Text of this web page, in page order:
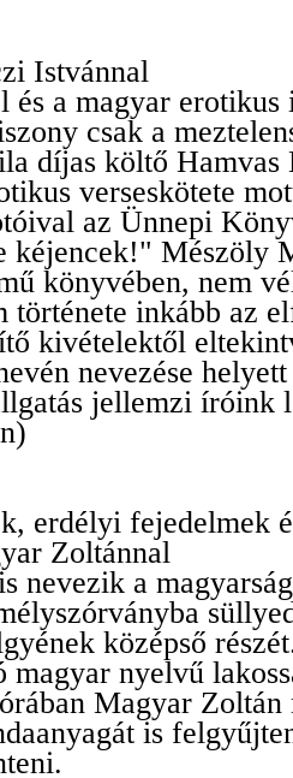
Istvánnal
és a magyar
csak a
díjas költő Hamvas
verseskötete
az Ünnepi
kéjencek!" Mészöly
könyvében, nem
története inkább az
kivételektől
nevezése
jellemzi íróink
erdélyi fejedelmek
Zoltánnal
nevezik a
középső
magyar nyelvű
Magyar
is